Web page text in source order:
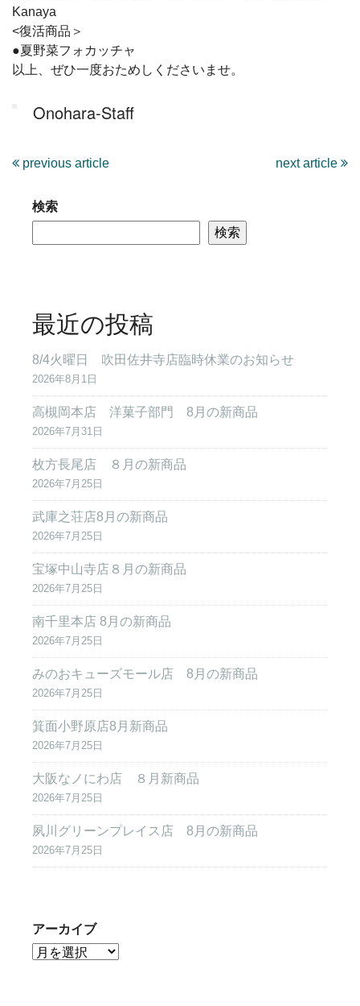
Kanaya
<復活商品＞
●夏野菜フォカッチャ
以上、ぜひ一度おためしくださいませ。
Onohara-Staff
previous article next article
検索
検索
最近の投稿
8/4火曜日 吹田佐井寺店臨時休業のお知らせ
2026年8月1日
高槻岡本店 洋菓子部門 8月の新商品
2026年7月31日
枚方長尾店 ８月の新商品
2026年7月25日
武庫之荘店8月の新商品
2026年7月25日
宝塚中山寺店８月の新商品
2026年7月25日
南千里本店 8月の新商品
2026年7月25日
みのおキューズモール店 8月の新商品
2026年7月25日
箕面小野原店8月新商品
2026年7月25日
大阪なノにわ店 ８月新商品
2026年7月25日
夙川グリーンプレイス店 8月の新商品
2026年7月25日
アーカイブ